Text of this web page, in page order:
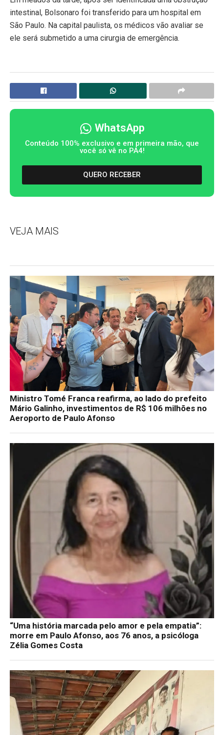
intestinal, Bolsonaro foi transferido para um hospital em
São Paulo. Na capital paulista, os médicos vão avaliar se
ele será submetido a uma cirurgia de emergência.
WhatsApp
Conteúdo 100% exclusivo e em primeira mão, que
você só vê no PA4!
QUERO RECEBER
VEJA MAIS
Ministro Tomé Franca reafirma, ao lado do prefeito
Mário Galinho, investimentos de R$ 106 milhões no
Aeroporto de Paulo Afonso
“Uma história marcada pelo amor e pela empatia”:
morre em Paulo Afonso, aos 76 anos, a psicóloga
Zélia Gomes Costa